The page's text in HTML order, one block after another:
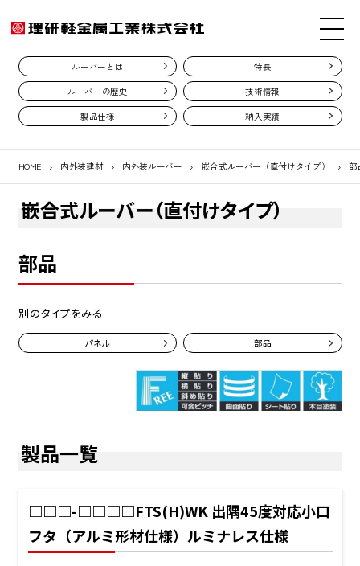
ルーバーとは 特長
ルーバーの歴史 技術情報
製品仕様 納入実績
HOME 内外装建材 内外装ルーバー 嵌合式ルーバー（直付けタイプ） 部
嵌合式ルーバー（直付けタイプ）
部品
別のタイプをみる
パネル 部品
製品一覧
□□□-□□□□FTS(H)WK 出隅45度対応小口
フタ（アルミ形材仕様）ルミナレス仕様